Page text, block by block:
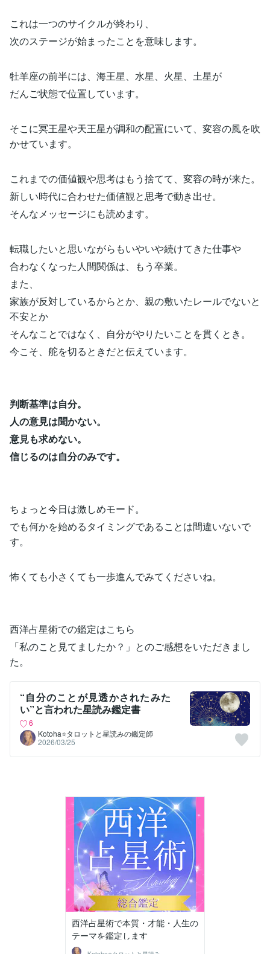
これは一つのサイクルが終わり、
次のステージが始まったことを意味します。
牡羊座の前半には、海王星、水星、火星、土星が
だんご状態で位置しています。
そこに冥王星や天王星が調和の配置にいて、変容の風を吹
かせています。
これまでの価値観や思考はもう捨てて、変容の時が来た。
新しい時代に合わせた価値観と思考で動き出せ。
そんなメッセージにも読めます。
転職したいと思いながらもいやいや続けてきた仕事や
合わなくなった人間関係は、もう卒業。
また、
家族が反対しているからとか、親の敷いたレールでないと
不安とか
そんなことではなく、自分がやりたいことを貫くとき。
今こそ、舵を切るときだと伝えています。
判断基準は自分。
人の意見は聞かない。
意見も求めない。
信じるのは自分のみです。
ちょっと今日は激しめモード。
でも何かを始めるタイミングであることは間違いないで
す。
怖くても小さくても一歩進んでみてくださいね。
西洋占星術での鑑定はこちら
「私のこと見てましたか？」とのご感想をいただきまし
た。
“自分のことが見透かされたみた
い”と言われた星読み鑑定書
6
Kotoha⭐タロットと星読みの鑑定師
2026/03/25
西洋占星術で本質・才能・人生の
テーマを鑑定します